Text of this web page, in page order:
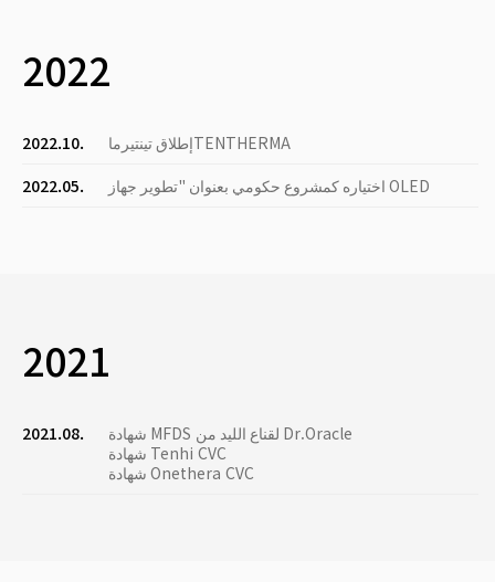
2022
2022.10.
إطلاق تينتيرماTENTHERMA
2022.05.
اختياره كمشروع حكومي بعنوان "تطوير جهاز OLED
2021
2021.08.
شهادة MFDS لقناع الليد من Dr.Oracle
شهادة Tenhi CVC
شهادة Onethera CVC